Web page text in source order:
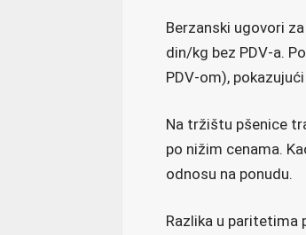
Berzanski ugovori
din/kg bez PDV-a.
PDV-om),
Na tržištu pšenice
po nižim cenama.
odnosu na ponudu.
Razlika u paritetima